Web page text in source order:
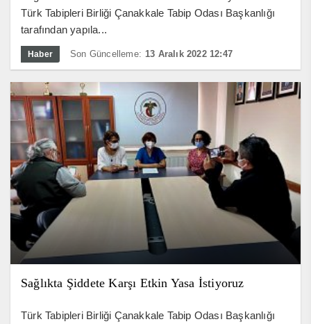
Türk Tabipleri Birliği Çanakkale Tabip Odası Başkanlığı
tarafından yapıla...
Haber Son Güncelleme: 13 Aralık 2022 12:47
Sağlıkta Şiddete Karşı Etkin Yasa İstiyoruz
Türk Tabipleri Birliği Çanakkale Tabip Odası Başkanlığı